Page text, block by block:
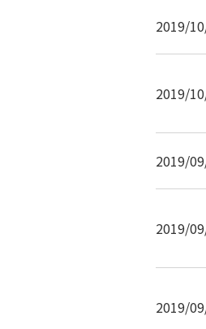
2019/
2019/
2019/
2019/
2019/